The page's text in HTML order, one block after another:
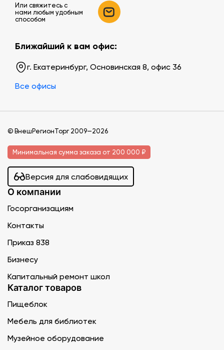
Или свяжитесь c
нами любым удобным
способом
Ближайший к вам офис:
г. Екатеринбург, Основинская 8, офис 36
Все офисы
© ВнешРегионТорг 2009—2026
Минимальная сумма заказа от 200 000 ₽
Версия для слабовидящих
О компании
Госорганизациям
Контакты
Приказ 838
Бизнесу
Капитальный ремонт школ
Каталог товаров
Пищеблок
Мебель для библиотек
Музейное оборудование